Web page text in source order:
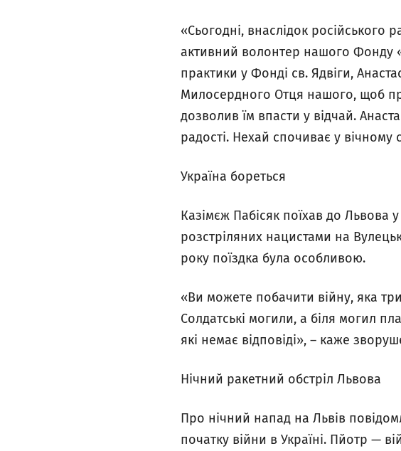
«Сьогодні, внаслідок російського
активний волонтер нашого Фонду
практики у Фонді св. Ядвіги,
Милосердного Отця нашого, щоб
дозволив їм впасти у відчай.
радості. Нехай спочиває у вічному
Україна бореться
Казімєж Пабісяк поїхав до
розстріляних нацистами на
року поїздка була особливою.
«Ви можете побачити війну, яка
Солдатські могили, а біля могил
які немає відповіді», – каже
Нічний ракетний обстріл Львова
Про нічний напад на Львів
початку війни в Україні. Пйотр —